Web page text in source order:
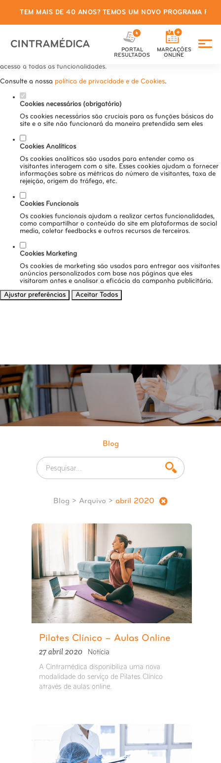
Defina as suas preferências de
cookies para este website.
Este website utiliza cookies estritamente necessários, analíticos e
acesso a todas as funcionalidades.
Consulte a nossa política de privacidade e de Cookies.
Cookies necessários (obrigatório)
Os cookies necessários são cruciais para as funções básicas do
site e o site não funcionará da maneira pretendida sem eles
Cookies Analíticos
Os cookies analíticos são usados para entender como os
visitantes interagem com o site. Esses cookies ajudam a fornecer
informações sobre as métricas do número de visitantes, taxa de
rejeição, origem do tráfego, etc.
Cookies Funcionais
Os cookies funcionais ajudam a realizar certas funcionalidades,
como compartilhar o conteúdo do site em plataformas de social
media, coletar feedbacks e outros recursos de terceiros.
Cookies Marketing
Os cookies de marketing são usados para entregar aos visitantes
anúncios personalizados com base nas páginas que eles
visitaram antes e analisar a eficácia da campanha publicitária.
Ajustar preferências
Aceitar Todos
TEM MAIS DE 40 ANOS? TEMOS UM NOVO PROGRAMA
PORTAL
RESULTADOS
MARCAÇÕES
ONLINE
Blog
Blog > Arquivo > abril 2020
Pilates Clínico – Aulas Online
27 abril 2020
Notícia
A Cintramédica disponibiliza uma nova
modalidade do serviço de Pilates Clínico
através de aulas online.